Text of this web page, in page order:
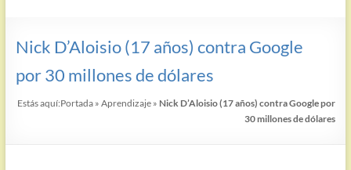
Nick D’Aloisio (17 años) contra Google
por 30 millones de dólares
Estás aquí:Portada »Aprendizaje » Nick D’Aloisio (17 años) contra Google por
30 millones de dólares